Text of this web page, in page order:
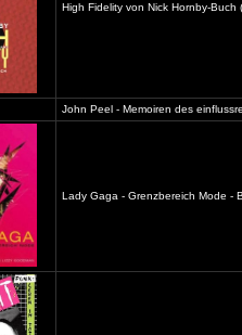
High Fidelity von Nick Hornby-Buch
John Peel - Memoiren des
Lady Gaga - Grenzbereich Mode -